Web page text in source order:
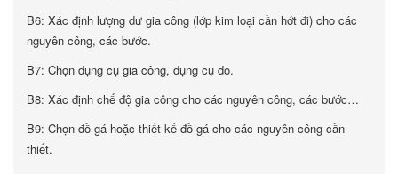
B6: Xác định lượng dư gia công (lớp kim loại cần hớt đi) cho các
nguyên công, các bước.
B7: Chọn dụng cụ gia công, dụng cụ đo.
B8: Xác định chế độ gia công cho các nguyên công, các bước…
B9: Chọn đồ gá hoặc thiết kế đồ gá cho các nguyên công cần
thiết.